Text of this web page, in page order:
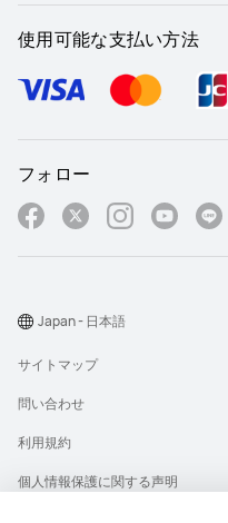
使用可能な支払い方法
フォロー
サイトマップ
問い合わせ
利用規約
個人情報保護に関する声明
Japan - 日本語